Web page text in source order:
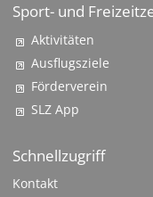
Sport- und
Aktivitäten
Ausflugsziele
Förderverein
SLZ App
Schnellzugriff
Kontakt